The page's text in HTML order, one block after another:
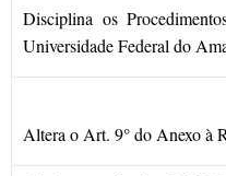
Disciplina os
Universidade Federal do
Altera o Art. 9° do Anexo à